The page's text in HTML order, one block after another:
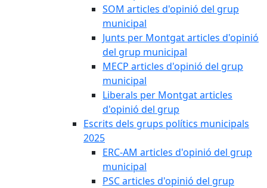
SOM articles d'opinió del grup
municipal
Junts per Montgat articles d'opinió
del grup municipal
MECP articles d'opinió del grup
municipal
Liberals per Montgat articles
d'opinió del grup
Escrits dels grups polítics municipals
2025
ERC-AM articles d'opinió del grup
municipal
PSC articles d'opinió del grup